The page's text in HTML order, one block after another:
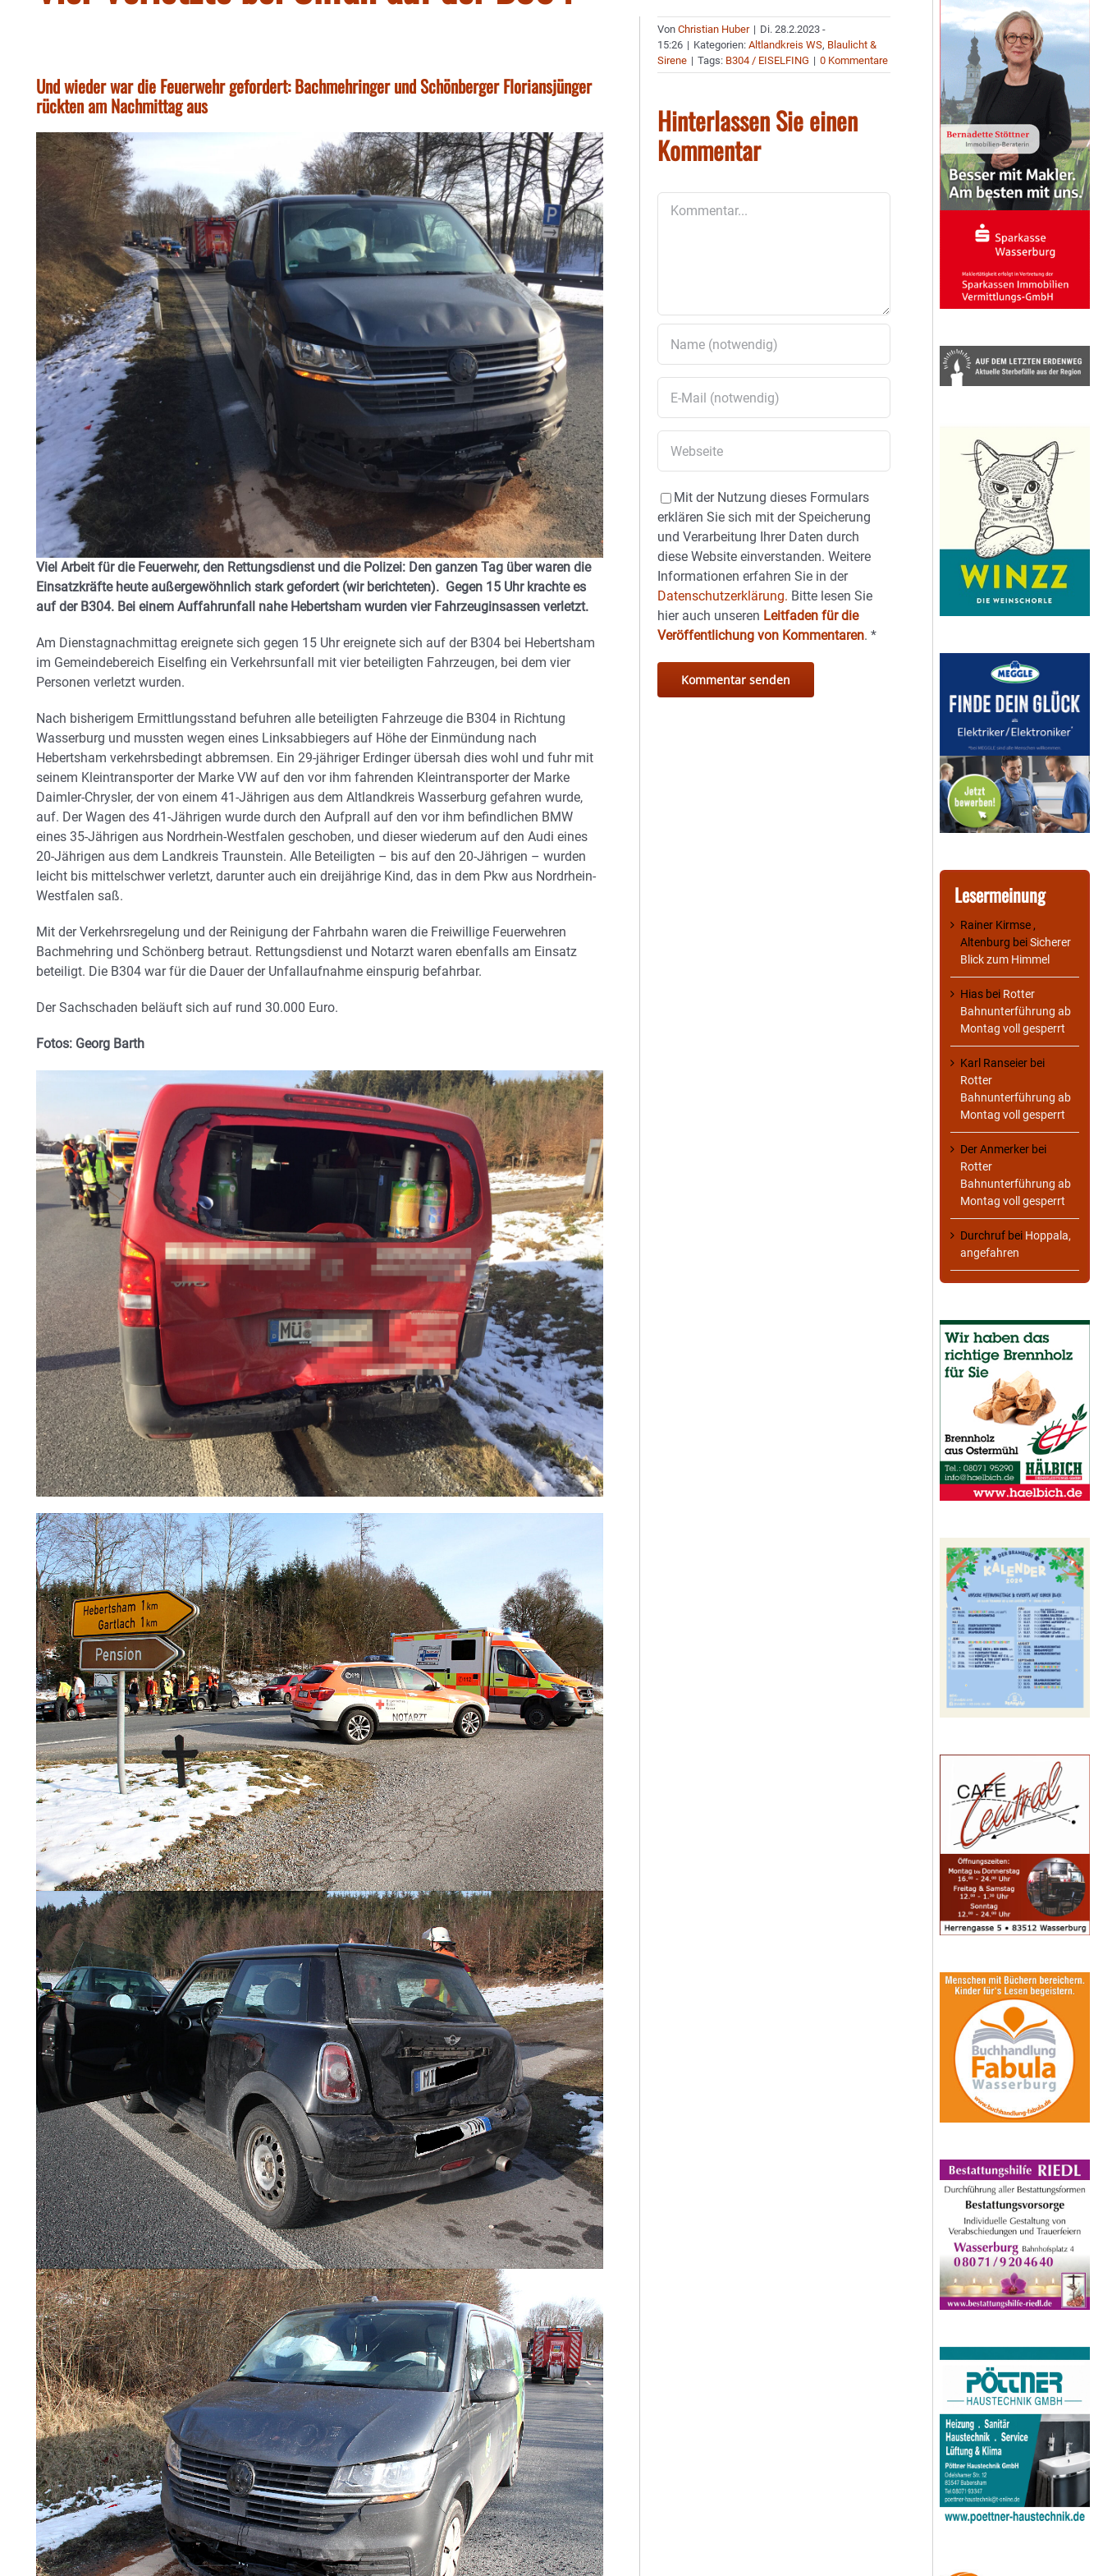
Und wieder war die Feuerwehr gefordert: Bachmehringer und Schönberger Floriansjünger
rückten am Nachmittag aus
Viel Arbeit für die Feuerwehr, den Rettungsdienst und die Polizei: Den ganzen Tag über waren die
Einsatzkräfte heute außergewöhnlich stark gefordert (wir berichteten). Gegen 15 Uhr krachte es
auf der B304. Bei einem Auffahrunfall nahe Hebertsham wurden vier Fahrzeuginsassen verletzt.
Am Dienstagnachmittag ereignete sich gegen 15 Uhr ereignete sich auf der B304 bei Hebertsham
im Gemeindebereich Eiselfing ein Verkehrsunfall mit vier beteiligten Fahrzeugen, bei dem vier
Personen verletzt wurden.
Nach bisherigem Ermittlungsstand befuhren alle beteiligten Fahrzeuge die B304 in Richtung
Wasserburg und mussten wegen eines Linksabbiegers auf Höhe der Einmündung nach
Hebertsham verkehrsbedingt abbremsen. Ein 29-jähriger Erdinger übersah dies wohl und fuhr mit
seinem Kleintransporter der Marke VW auf den vor ihm fahrenden Kleintransporter der Marke
Daimler-Chrysler, der von einem 41-Jährigen aus dem Altlandkreis Wasserburg gefahren wurde,
auf. Der Wagen des 41-Jährigen wurde durch den Aufprall auf den vor ihm befindlichen BMW
eines 35-Jährigen aus Nordrhein-Westfalen geschoben, und dieser wiederum auf den Audi eines
20-Jährigen aus dem Landkreis Traunstein. Alle Beteiligten – bis auf den 20-Jährigen – wurden
leicht bis mittelschwer verletzt, darunter auch ein dreijährige Kind, das in dem Pkw aus Nordrhein-
Westfalen saß.
Mit der Verkehrsregelung und der Reinigung der Fahrbahn waren die Freiwillige Feuerwehren
Bachmehring und Schönberg betraut. Rettungsdienst und Notarzt waren ebenfalls am Einsatz
beteiligt. Die B304 war für die Dauer der Unfallaufnahme einspurig befahrbar.
Der Sachschaden beläuft sich auf rund 30.000 Euro.
Fotos: Georg Barth
VonChristian Huber | Di. 28.2.2023 -
15:26 | Kategorien:Altlandkreis WS, Blaulicht &
Sirene | Tags: B304 / EISELFING | 0 Kommentare
Hinterlassen Sie einen
Kommentar
Mit der Nutzung dieses Formulars
erklären Sie sich mit der Speicherung
und Verarbeitung Ihrer Daten durch
diese Website einverstanden. Weitere
Informationen erfahren Sie in der
Datenschutzerklärung. Bitte lesen Sie
hier auch unseren Leitfaden für die
Veröffentlichung von Kommentaren.*
Lesermeinung
Rainer Kirmse ,
Altenburg beiSicherer
Blick zum Himmel
Hias bei Rotter
Bahnunterführung ab
Montag voll gesperrt
Karl Ranseier bei
Rotter
Bahnunterführung ab
Montag voll gesperrt
Der Anmerker bei
Rotter
Bahnunterführung ab
Montag voll gesperrt
Durchruf bei Hoppala,
angefahren